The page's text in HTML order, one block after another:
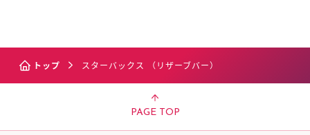
トップ スターバックス （リザーブバー）
PAGE TOP